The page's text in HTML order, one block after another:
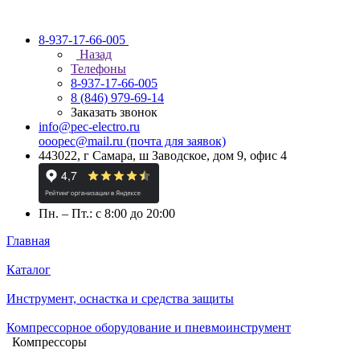
8-937-17-66-005
Назад
Телефоны
8-937-17-66-005
8 (846) 979-69-14
Заказать звонок
info@pec-electro.ru
ooopec@mail.ru (почта для заявок)
443022, г Самара, ш Заводское, дом 9, офис 4
Пн. – Пт.: с 8:00 до 20:00
Главная
Каталог
Инструмент, оснастка и средства защиты
Компрессорное оборудование и пневмоинструмент
Компрессоры